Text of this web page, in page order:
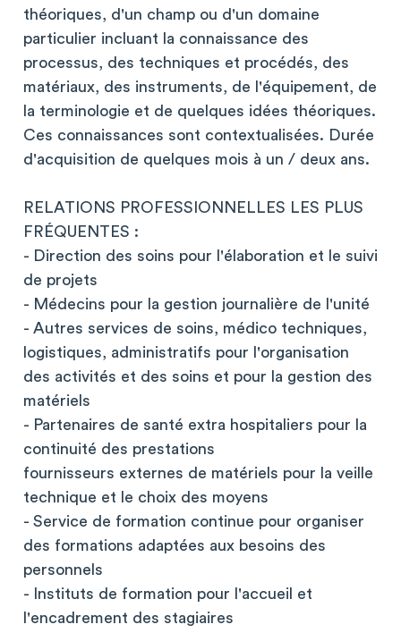
théoriques, d'un champ ou d'un domaine
particulier incluant la connaissance des
processus, des techniques et procédés, des
matériaux, des instruments, de l'équipement, de
la terminologie et de quelques idées théoriques.
Ces connaissances sont contextualisées. Durée
d'acquisition de quelques mois à un / deux ans.
RELATIONS PROFESSIONNELLES LES PLUS
FRÉQUENTES :
- Direction des soins pour l'élaboration et le suivi
de projets
- Médecins pour la gestion journalière de l'unité
- Autres services de soins, médico techniques,
logistiques, administratifs pour l'organisation
des activités et des soins et pour la gestion des
matériels
- Partenaires de santé extra hospitaliers pour la
continuité des prestations
fournisseurs externes de matériels pour la veille
technique et le choix des moyens
- Service de formation continue pour organiser
des formations adaptées aux besoins des
personnels
- Instituts de formation pour l'accueil et
l'encadrement des stagiaires